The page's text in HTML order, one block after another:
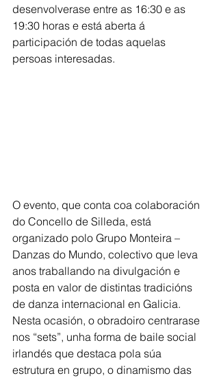
desenvolverase entre as 16:30 e as
19:30 horas e está aberta á
participación de todas aquelas
persoas interesadas.
O evento, que conta coa colaboración
do Concello de Silleda, está
organizado polo Grupo Monteira –
Danzas do Mundo, colectivo que leva
anos traballando na divulgación e
posta en valor de distintas tradicións
de danza internacional en Galicia.
Nesta ocasión, o obradoiro centrarase
nos “sets”, unha forma de baile social
irlandés que destaca pola súa
estrutura en grupo, o dinamismo das